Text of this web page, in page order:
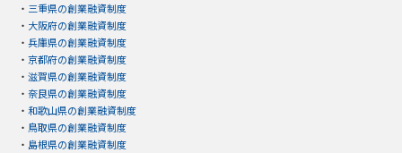
・ 三重県の創業融資制度
・ 大阪府の創業融資制度
・ 兵庫県の創業融資制度
・ 京都府の創業融資制度
・ 滋賀県の創業融資制度
・ 奈良県の創業融資制度
・ 和歌山県の創業融資制度
・ 鳥取県の創業融資制度
・ 島根県の創業融資制度